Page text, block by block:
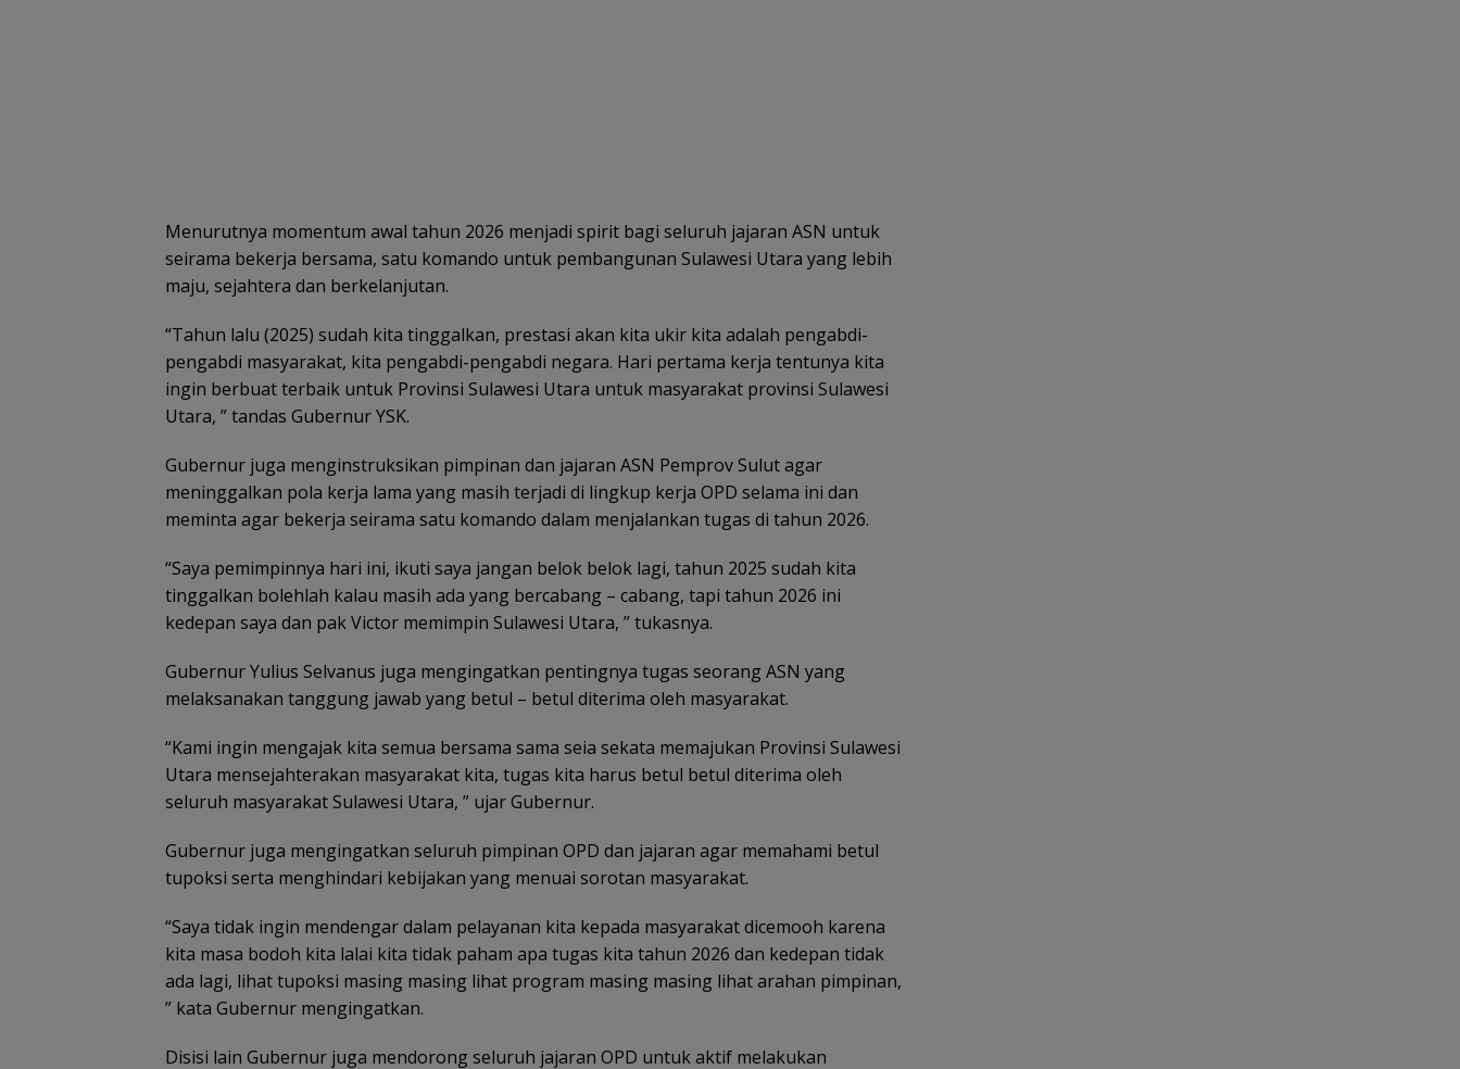
Menurutnya momentum awal tahun 2026 menjadi spirit bagi seluruh jajaran ASN untuk
seirama bekerja bersama, satu komando untuk pembangunan Sulawesi Utara yang lebih
maju, sejahtera dan berkelanjutan.
“Tahun lalu (2025) sudah kita tinggalkan, prestasi akan kita ukir kita adalah pengabdi-
pengabdi masyarakat, kita pengabdi-pengabdi negara. Hari pertama kerja tentunya kita
ingin berbuat terbaik untuk Provinsi Sulawesi Utara untuk masyarakat provinsi Sulawesi
Utara, ” tandas Gubernur YSK.
Gubernur juga menginstruksikan pimpinan dan jajaran ASN Pemprov Sulut agar
meninggalkan pola kerja lama yang masih terjadi di lingkup kerja OPD selama ini dan
meminta agar bekerja seirama satu komando dalam menjalankan tugas di tahun 2026.
“Saya pemimpinnya hari ini, ikuti saya jangan belok belok lagi, tahun 2025 sudah kita
tinggalkan bolehlah kalau masih ada yang bercabang – cabang, tapi tahun 2026 ini
kedepan saya dan pak Victor memimpin Sulawesi Utara, ” tukasnya.
Gubernur Yulius Selvanus juga mengingatkan pentingnya tugas seorang ASN yang
melaksanakan tanggung jawab yang betul – betul diterima oleh masyarakat.
“Kami ingin mengajak kita semua bersama sama seia sekata memajukan Provinsi Sulawesi
Utara mensejahterakan masyarakat kita, tugas kita harus betul betul diterima oleh
seluruh masyarakat Sulawesi Utara, ” ujar Gubernur.
Gubernur juga mengingatkan seluruh pimpinan OPD dan jajaran agar memahami betul
tupoksi serta menghindari kebijakan yang menuai sorotan masyarakat.
“Saya tidak ingin mendengar dalam pelayanan kita kepada masyarakat dicemooh karena
kita masa bodoh kita lalai kita tidak paham apa tugas kita tahun 2026 dan kedepan tidak
ada lagi, lihat tupoksi masing masing lihat program masing masing lihat arahan pimpinan,
” kata Gubernur mengingatkan.
Disisi lain Gubernur juga mendorong seluruh jajaran OPD untuk aktif melakukan